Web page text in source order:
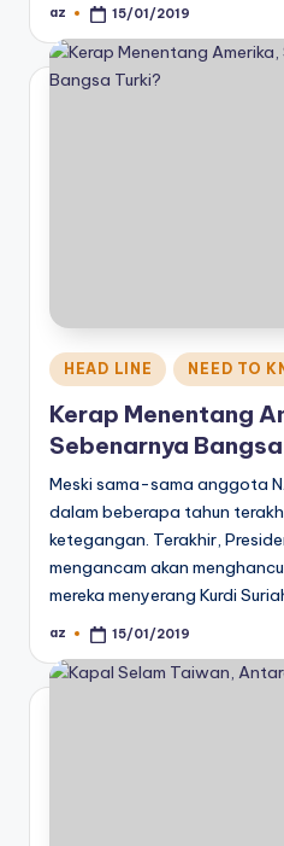
Posted
az 15/01/2019
Posted
in
HEAD LINE NEED TO
Kerap Menentang
Sebenarnya
Meski sama-sama anggota
dalam beberapa tahun
ketegangan. Terakhir,
mengancam akan
mereka menyerang Kurdi
Posted
az 15/01/2019